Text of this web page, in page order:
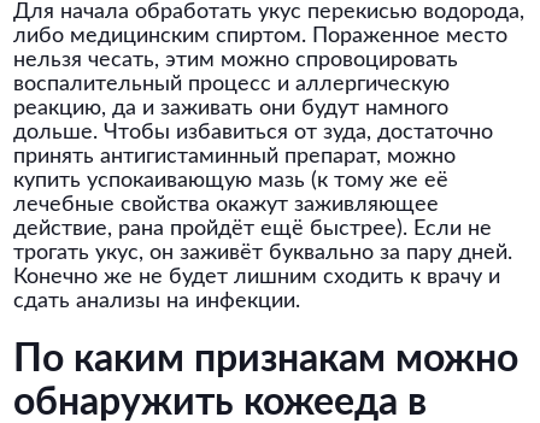
Для начала обработать укус перекисью водорода,
либо медицинским спиртом. Пораженное место
нельзя чесать, этим можно спровоцировать
воспалительный процесс и аллергическую
реакцию, да и заживать они будут намного
дольше. Чтобы избавиться от зуда, достаточно
принять антигистаминный препарат, можно
купить успокаивающую мазь (к тому же её
лечебные свойства окажут заживляющее
действие, рана пройдёт ещё быстрее). Если не
трогать укус, он заживёт буквально за пару дней.
Конечно же не будет лишним сходить к врачу и
сдать анализы на инфекции.
По каким признакам можно
обнаружить кожееда в